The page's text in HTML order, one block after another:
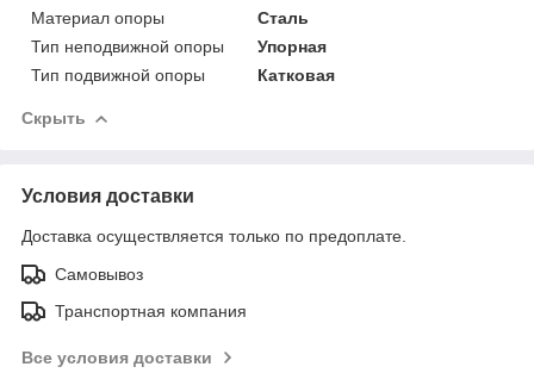
Материал опоры
Сталь
Тип неподвижной опоры
Упорная
Тип подвижной опоры
Катковая
Скрыть
Условия доставки
Доставка осуществляется только по предоплате.
Самовывоз
Транспортная компания
Все условия доставки